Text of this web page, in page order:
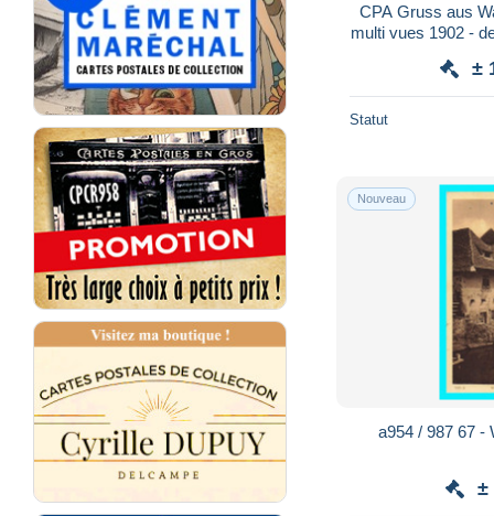
CPA Gruss aus
multi vues 1902 -
±
Statut
Nouveau
a954 / 987 67 -
±